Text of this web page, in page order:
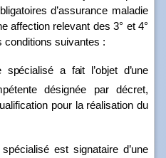
d’assurance maladie
affection relevant des 3° et 4°
conditions suivantes :
spécialisé a fait l’objet d’une
désignée par décret,
pour la réalisation du
est signataire d’une